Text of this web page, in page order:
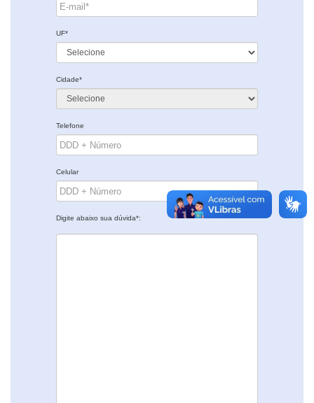
UF*
Cidade*
Telefone
Celular
Digite abaixo sua dúvida*: